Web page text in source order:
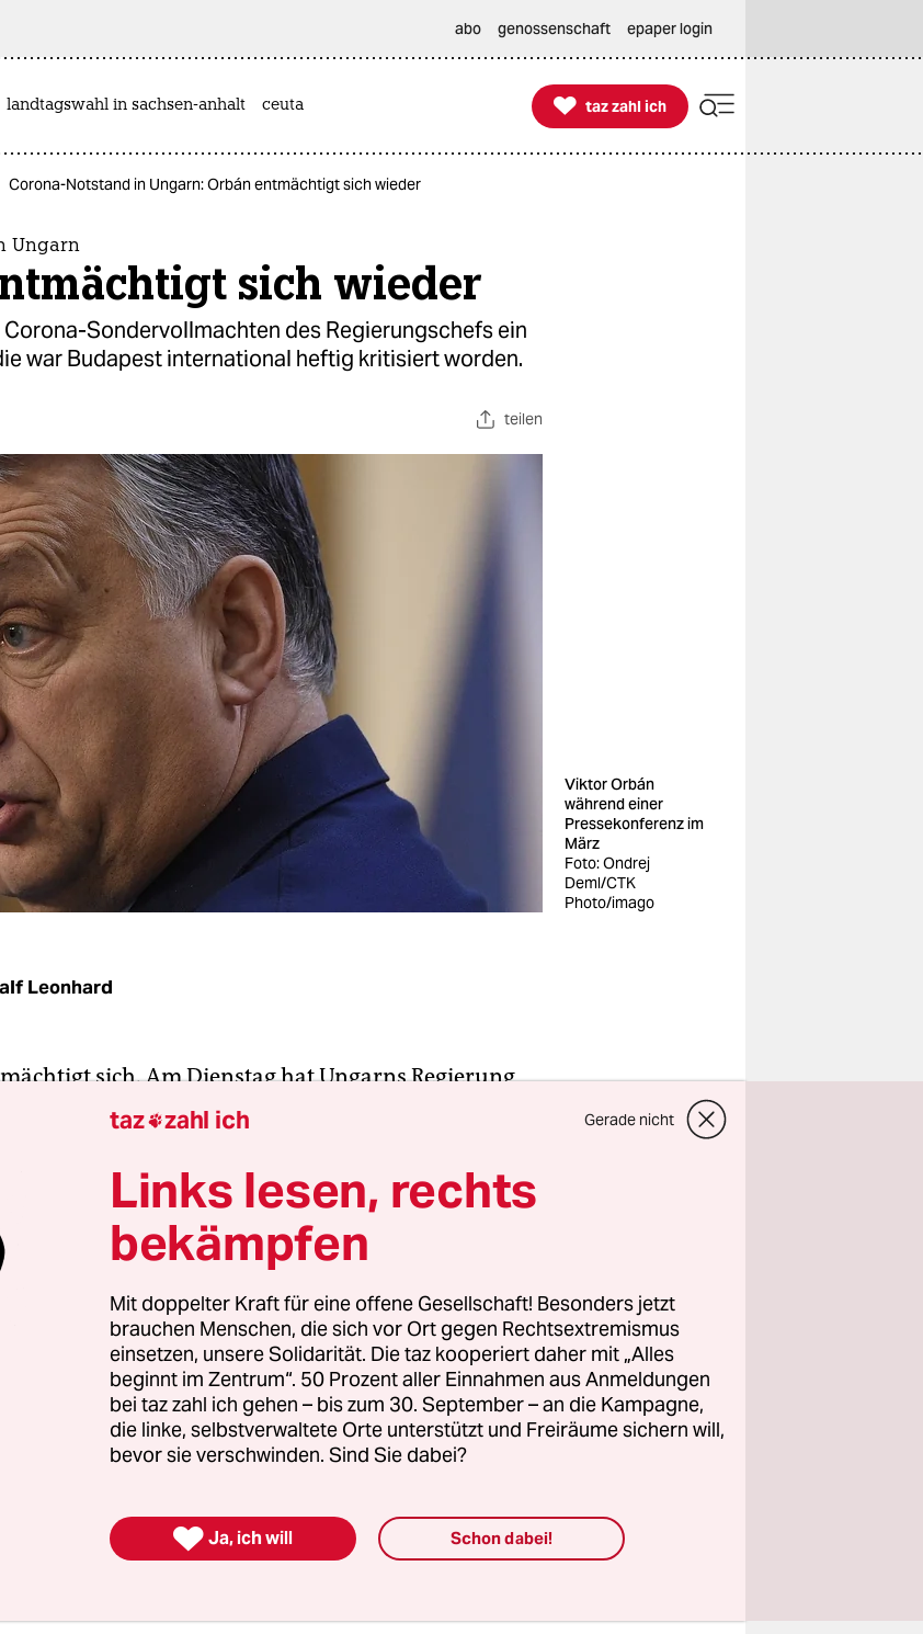
abo genossenschaft epaper login
landtagswahl in sachsen-anhalt ceuta 
taz zahl ich
taz zahl ich
Corona-Notstand in Ungarn: Orbán entmächtigt sich wieder
Ungarn
sich wieder
Sondervollmachten des Regierungschefs ein
war Budapest international heftig kritisiert worden.
teilen
Viktor Orbán
während einer
Pressekonferenz im
März
Foto: Ondrej
Deml/CTK
Photo/imago
Leonhard
sich. Am Dienstag hat Ungarns Regierung
Beendigung des Coronavirus-Notstands ins
Nach zwei Monaten soll der Notstand im Juni
Mit dem Ermächtigungsgesetz vom 30. März hatte
selbst entmachtet. Premier Orbán konnte nach
regieren.
hatte der nationalkonservative Regierungschef
in Belgrad am Rande eines Gesprächs angekündigt,
die Ermächtigung „zurückzugeben“. Ungarn mit
Millionen Einwohnern ist relativ glimpflich durch die
taz zahl ich Gerade nicht
Links lesen, rechts
bekämpfen
Mit doppelter Kraft für eine offene Gesellschaft! Besonders jetzt
brauchen Menschen, die sich vor Ort gegen Rechtsextremismus
einsetzen, unsere Solidarität. Die taz kooperiert daher mit „Alles
beginnt im Zentrum“. 50 Prozent aller Einnahmen aus Anmeldungen
bei taz zahl ich gehen – bis zum 30. September – an die Kampagne,
die linke, selbstverwaltete Orte unterstützt und Freiräume sichern will,
bevor sie verschwinden. Sind Sie dabei?
 Ja, ich will Schon dabei!